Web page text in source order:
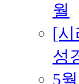
월
[
성
5